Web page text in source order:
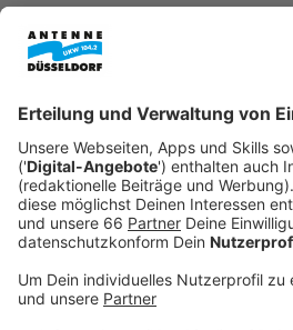
Anzeige
Rheinbahn hat nach mehreren
Entgleisungen in den letzten
weitere Sicherheitsmaßnahme
(03.06.26) dürfen sich Bahnen
im Netz nicht mehr begegnen,
Anzeige